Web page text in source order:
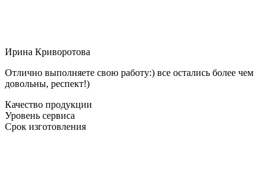
Ирина Криворотова
Отлично выполняете свою работу:) все остались более чем
довольны, респект!)
Качество продукции
Уровень сервиса
Срок изготовления